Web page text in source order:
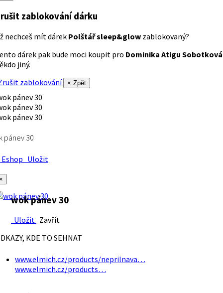
zablokování dárku
nechceš mít dárek Polštář sleep&glow zablokovaný?
dárek pak bude moci koupit pro Dominika Atigu Sobotková
jiný.
zablokování
× Zpět
pánev 30
Uložit
wok pánev 30
Uložit Zavřít
KDE TO SEHNAT
www.elmich.cz/products/neprilnava…
www.elmich.cz/products…